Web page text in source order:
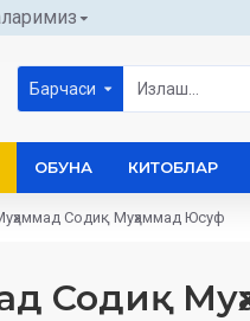
Барчаси
ОБУНА КИТОБЛАР
Содиқ Муҳаммад Юсуф
Содиқ